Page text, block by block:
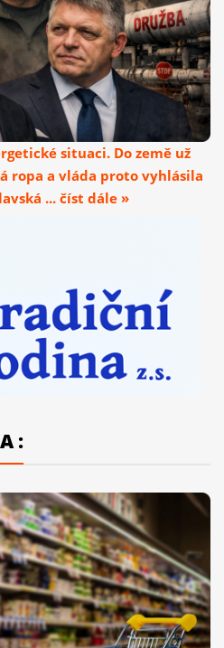
situaci. Do země už
ropa a vláda proto vyhlásila
... číst dále »
: